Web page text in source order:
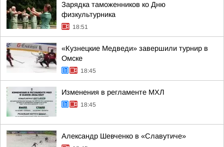
Зарядка таможенников ко Дню
физкультурника
18:51
«Кузнецкие Медведи» завершили турнир в
Омске
18:45
Изменения в регламенте МХЛ
18:45
Александр Шевченко в «Славутиче»